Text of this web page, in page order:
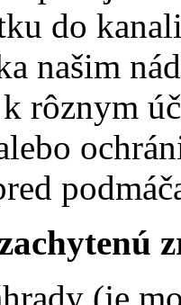
do
našim
rôznym
(je